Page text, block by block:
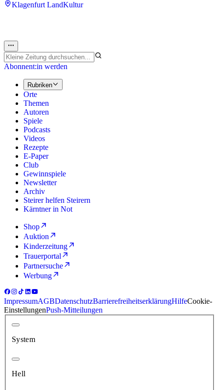
Klagenfurt LandKultur
Abonnent:in werden
Rubriken
Orte
Themen
Autoren
Spiele
Podcasts
Videos
Rezepte
E-Paper
Club
Gewinnspiele
Newsletter
Archiv
Steirer helfen Steirern
Kärntner in Not
Shop
Auktion
Kinderzeitung
Trauerportal
Partnersuche
Werbung
ImpressumAGBDatenschutzBarrierefreiheitserklärungHilfeCookie-
EinstellungenPush-Mitteilungen
System
Hell